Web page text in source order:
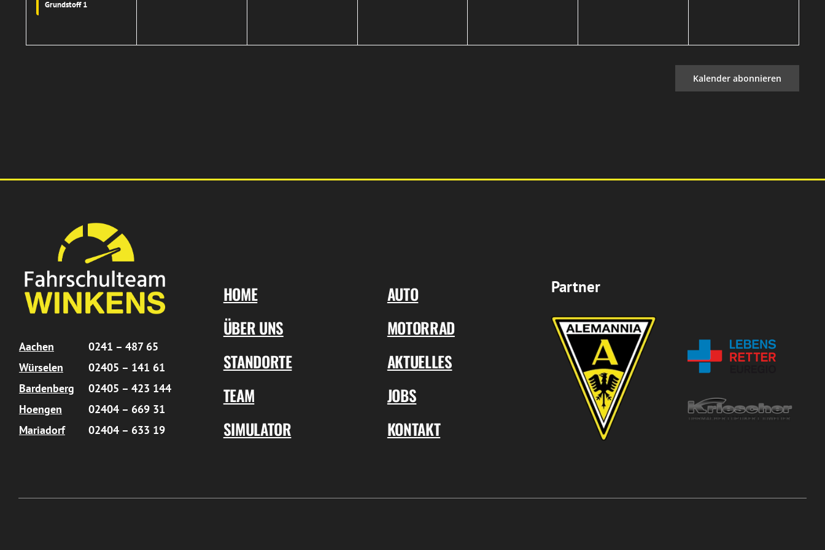
Grundstoff 1
Kalender abonnieren
Aachen
0241 – 487 65
Würselen
02405 – 141 61
Bardenberg
02405 – 423 144
Hoengen
02404 – 669 31
Mariadorf
02404 – 633 19
HOME
ÜBER UNS
STANDORTE
TEAM
SIMULATOR
AUTO
MOTORRAD
AKTUELLES
JOBS
KONTAKT
Partner